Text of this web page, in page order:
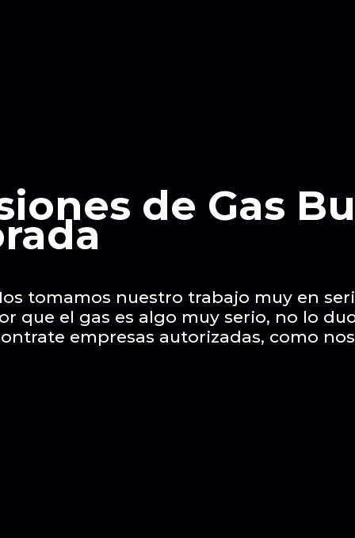
de Gas
tomamos nuestro trabajo muy en
que el gas es algo muy serio, no lo
empresas autorizadas, como